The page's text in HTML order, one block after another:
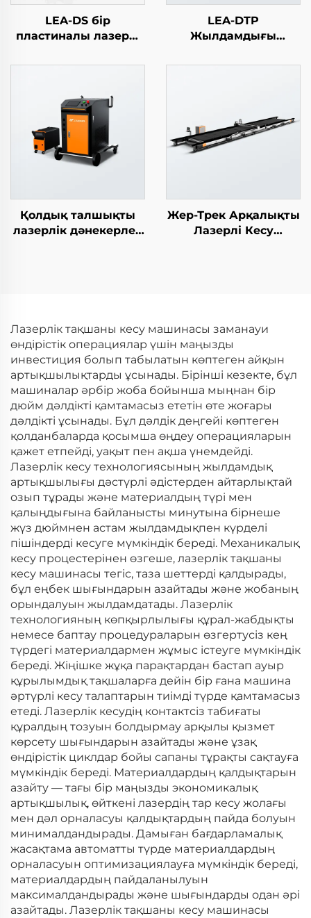
LEA-DS бір
пластиналы лазерлі
LEA-DTP
Жылдамдығы
автоматты түтік
Қолдық талшықты
лазерлік дәнекерлеу
Жер-Трек Арқалықты
Лазерлі Кесу
Лазерлік тақшаны кесу машинасы заманауи
өндірістік операциялар үшін маңызды
инвестиция болып табылатын көптеген айқын
артықшылықтарды ұсынады. Бірінші кезекте, бұл
машиналар әрбір жоба бойынша мыңнан бір
дюйм дәлдікті қамтамасыз ететін өте жоғары
дәлдікті ұсынады. Бұл дәлдік деңгейі көптеген
қолданбаларда қосымша өңдеу операцияларын
қажет етпейді, уақыт пен ақша үнемдейді.
Лазерлік кесу технологиясының жылдамдық
артықшылығы дәстүрлі әдістерден айтарлықтай
озып тұрады және материалдың түрі мен
қалыңдығына байланысты минутына бірнеше
жүз дюймнен астам жылдамдықпен күрделі
пішіндерді кесуге мүмкіндік береді. Механикалық
кесу процестерінен өзгеше, лазерлік тақшаны
кесу машинасы тегіс, таза шеттерді қалдырады,
бұл еңбек шығындарын азайтады және жобаның
орындалуын жылдамдатады. Лазерлік
технологияның көпқырлылығы құрал-жабдықты
немесе баптау процедураларын өзгертусіз кең
түрдегі материалдармен жұмыс істеуге мүмкіндік
береді. Жіңішке жұқа парақтардан бастап ауыр
құрылымдық тақшаларға дейін бір ғана машина
әртүрлі кесу талаптарын тиімді түрде қамтамасыз
етеді. Лазерлік кесудің контактсіз табиғаты
құралдың тозуын болдырмау арқылы қызмет
көрсету шығындарын азайтады және ұзақ
өндірістік циклдар бойы сапаны тұрақты сақтауға
мүмкіндік береді. Материалдардың қалдықтарын
азайту — тағы бір маңызды экономикалық
артықшылық, өйткені лазердің тар кесу жолағы
мен дәл орналасуы қалдықтардың пайда болуын
минималдандырады. Дамыған бағдарламалық
жасақтама автоматты түрде материалдардың
орналасуын оптимизациялауға мүмкіндік береді,
материалдардың пайдаланылуын
максималдандырады және шығындарды одан әрі
азайтады. Лазерлік тақшаны кесу машинасы